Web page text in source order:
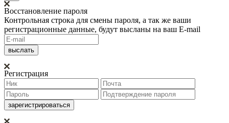
Восстановление пароля
Контрольная строка для смены пароля, а так же ваши
регистрационные данные, будут высланы на ваш E-mail
Регистрация